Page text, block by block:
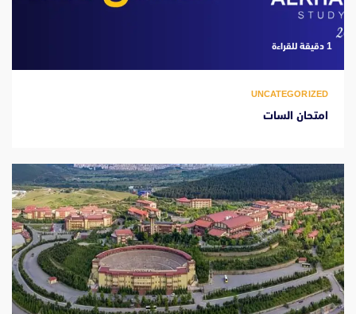
‫1 دقيقة للقراءة
UNCATEGORIZED
امتحان السات